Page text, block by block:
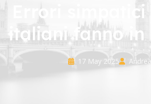
Errori simpatici
italiani fanno in
17 May 2025 Andrea